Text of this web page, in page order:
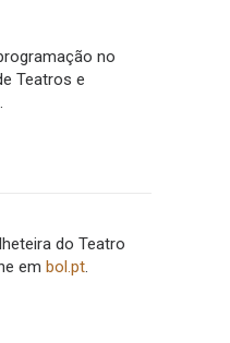
no
Teatros e
do Teatro
em bol.pt.